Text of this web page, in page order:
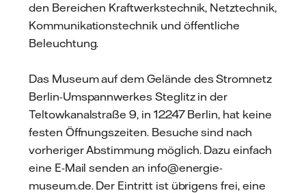
den Bereichen Kraftwerkstechnik, Netztechnik,
Kommunikationstechnik und öffentliche
Beleuchtung.
Das Museum auf dem Gelände des Stromnetz
Berlin-Umspannwerkes Steglitz in der
Teltowkanalstraße 9, in 12247 Berlin, hat keine
festen Öffnungszeiten. Besuche sind nach
vorheriger Abstimmung möglich. Dazu einfach
eine E-Mail senden an info@energie-
museum.de. Der Eintritt ist übrigens frei, eine